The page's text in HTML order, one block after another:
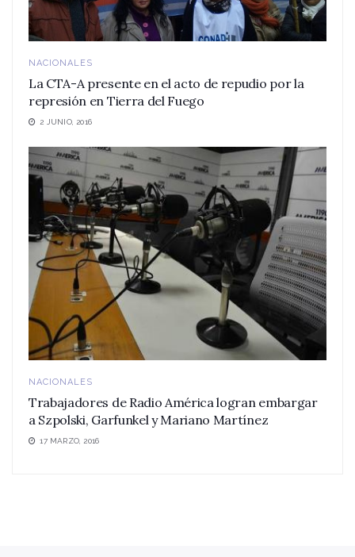
NACIONALES
La CTA-A presente en el acto de repudio por la
represión en Tierra del Fuego
2 JUNIO, 2016
NACIONALES
Trabajadores de Radio América logran embargar
a Szpolski, Garfunkel y Mariano Martínez
17 MARZO, 2016